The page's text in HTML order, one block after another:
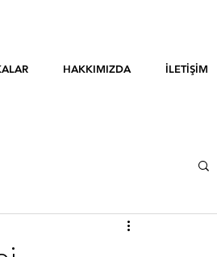
HAKKIMIZDA İLETİŞİM